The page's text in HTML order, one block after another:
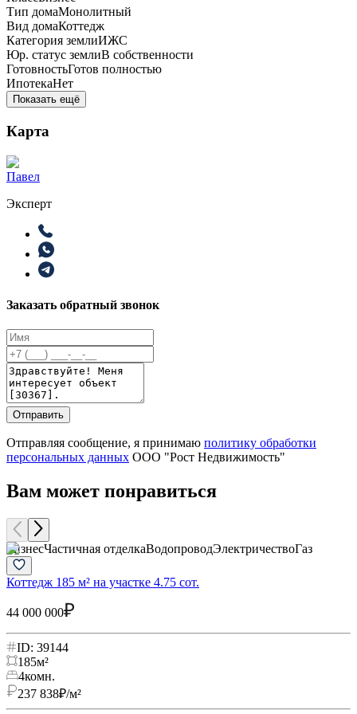
Тип домаМонолитный
Вид домаКоттедж
Категория землиИЖС
Юр. статус землиВ собственности
ГотовностьГотов полностью
ИпотекаНет
Показать ещё
Карта
Павел
Эксперт
Заказать обратный звонок
Отправить
Отправляя сообщение, я принимаю политику обработки
персональных данных ООО "Рост Недвижимость"
Вам может понравиться
БизнесЧастичная отделкаВодопроводЭлектричествоГаз
Коттедж 185 м² на участке 4.75 сот.
44 000 000
ID: 39144
185м²
4комн.
237 838₽/м²